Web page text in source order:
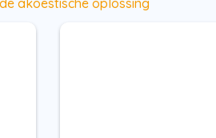
akoestische oplossing